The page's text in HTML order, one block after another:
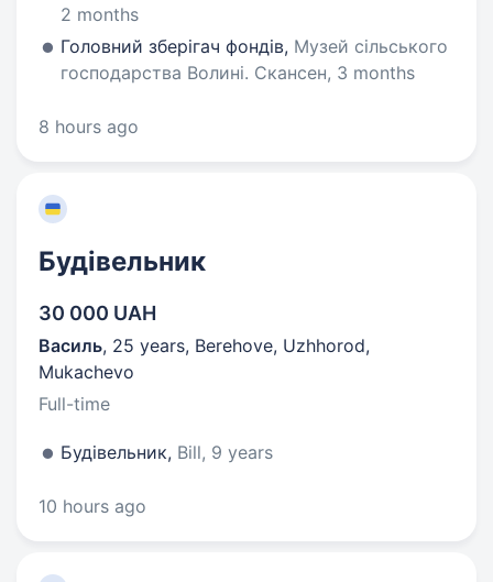
2 months
Головний зберігач фондів, Музей сільського
господарства Волині. Скансен, 3 months
8 hours ago
Будівельник
30 000 UAH
Василь, 25 years, Berehove, Uzhhorod,
Mukachevo
Full-time
Будівельник, Bill, 9 years
10 hours ago